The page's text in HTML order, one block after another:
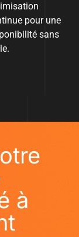
pour une
sans
à